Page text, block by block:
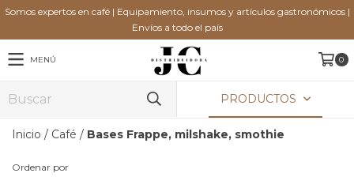
Somos expertos en café | Equipamiento, insumos y artículos gastronómicos |
Envíos a todo el país
MENÚ 0
PRODUCTOS
Inicio / Café / Bases Frappe, milshake, smothie
Ordenar por